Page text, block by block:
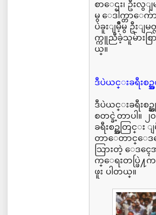
စာေဌး၊ ဦး
မွ ေဒါက္တာေက်
ပဲခူးျမိဳ့မွ ဦး
က္ကူညီခဲ့သူမ်ားစ
ယ္။
ဒီပဲယင္းခရီးစဥ္
ဒီပဲယင္းခရီးစ
စတင္ခဲ့တာပါ။
ခရီးစဥ္အတြင္
တာေတာင္ေဒ
သြားတဲ့ ေဒၚ
က္ေရးတပ္ဖြဲ
ဖူး ပါတယ္။